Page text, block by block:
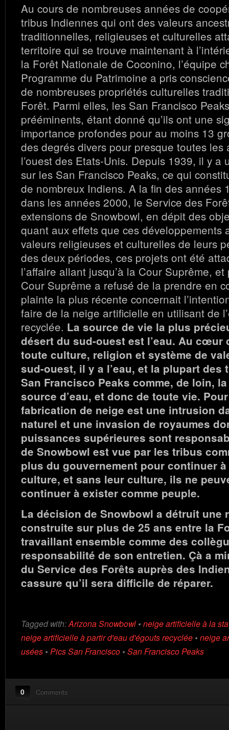
Au cours de nombreuses années de
tribus Indiennes qui ont des valeurs
traditionnelles, religieuses et culturelles
territoire qui se trouve maintenant à
la Forêt Nationale de Coconino, l’équipe
Programme du Patrimoine a pris
de nombreuses propriétés culturelles
Forêt. Parmi elles, les San Francisco
prééminents, étant donné qu’ils ont une
importance profondes pour au moins 13
des degrés divers pour presque toutes les
l’ouest des Etats-Unis. Depuis 1939, il y a
sur les San Francisco Peaks, ce qui
de nombreux Indiens. A la fin des années
dans les années 2000, le Service des
extensions de Snowbowl, en dépit des
quant aux effets que ces développements
valeurs religieuses et culturelles de leurs
des deux périodes, ces projets ont été
l’affaire allant jusqu’à la Cour Suprême,
Cour Suprême a refusé de la prendre en
plainte la plus récente concernait
faire de la neige artificielle en utilisant de
recyclée. La source de vie la plus
désert du sud-ouest est l’eau. Au cœur
toute culture, religion et système de
sud-ouest, il y a l’eau, et la plupart des
San Francisco Peaks comme, de loin,
source d’eau, et donc de toute vie.
fabrication de neige est une intrusion
naturel et une invasion de royaumes
puissances supérieures sont
de Snowbowl est vue par les tribus
plus du gouvernement pour continuer
culture, et sans leur culture, ils ne
continuer à exister comme peuple.
La décision de Snowbowl a détruit une
construite sur plus de 25 ans entre la
travaillant ensemble comme des
responsabilité de son entretien. Çà a
du Service des Forêts auprès des
cassure qu’il sera difficile de réparer.
Tagged with:Arizona Snowbowl • neige artificielle à la
neige artificielle à partir d'eau d'égouts recyclée • neige
usées • Pics San Francisco • San Francisco Peaks
0 Comments